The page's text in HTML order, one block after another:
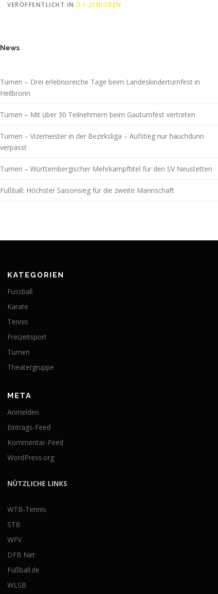
VERÖFFENTLICHT IN D1-JUNIOREN
News
Turnen – Drei erlebnisreiche Tage beim Landeskinderturnfest in
Heilbronn
Turnen – Mit über 30 Teilnehmern beim Gauturnfest vertreten
Turnen – Vizemeister in der Bezirksliga – Aufstieg nur hauchdünn
verpasst
Turnen – Württembergischer Mehrkampftitel für den SV Neustetten
Fußball: Höchster Saisonsieg für die zweite Mannschaft
KATEGORIEN
Fussball
Karate
Tennis
Freizeitsport
Turnen
Theatergruppe
META
Anmelden
Eintrags-Feed
Kommentar-Feed
WordPress.org
NÜTZLICHE LINKS
WTB-Tennis
STB
WFV
DFB Net
Fußball.de
WLSB